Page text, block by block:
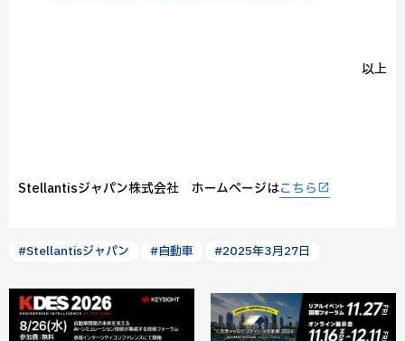
以上
Stellantisジャパン株式会社 ホームページはこちら
#Stellantisジャパン #自動車 #2025年3月27日